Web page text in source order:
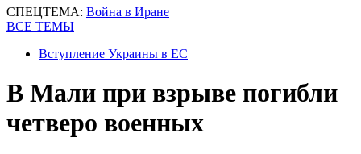
СПЕЦТЕМА: Война в Иране
ВСЕ ТЕМЫ
Вступление Украины в ЕС
В Мали при взрыве погибли
четверо военных